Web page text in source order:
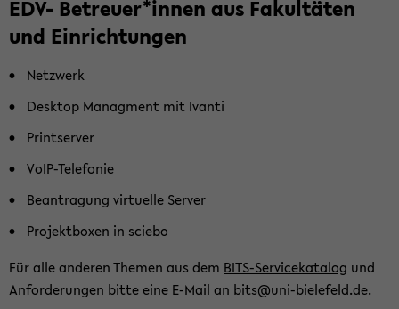
EDV- Be­treu­er*innen aus Fa­kul­tä­ten
und Ein­rich­tun­gen
Netz­werk
Desk­top Ma­nag­ment mit Ivan­ti
Print­ser­ver
VoIP-​Telefonie
Be­an­tra­gung vir­tu­el­le Ser­ver
Pro­jekt­bo­xen in scie­bo
Für alle an­de­ren The­men aus dem BITS-​Servicekatalog und
An­for­de­run­gen bitte eine E-​Mail an bits@uni-​bielefeld.de.